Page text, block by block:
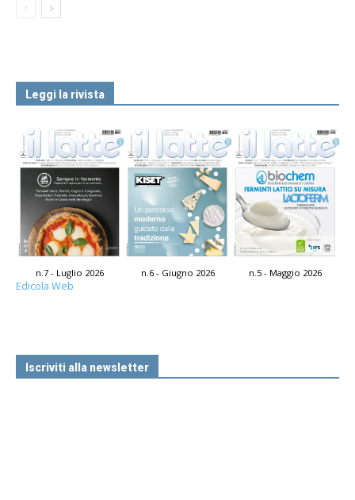
Leggi la rivista
n.7 - Luglio 2026 n.6 - Giugno 2026 n.5 - Maggio 2026
Edicola Web
Iscriviti alla newsletter